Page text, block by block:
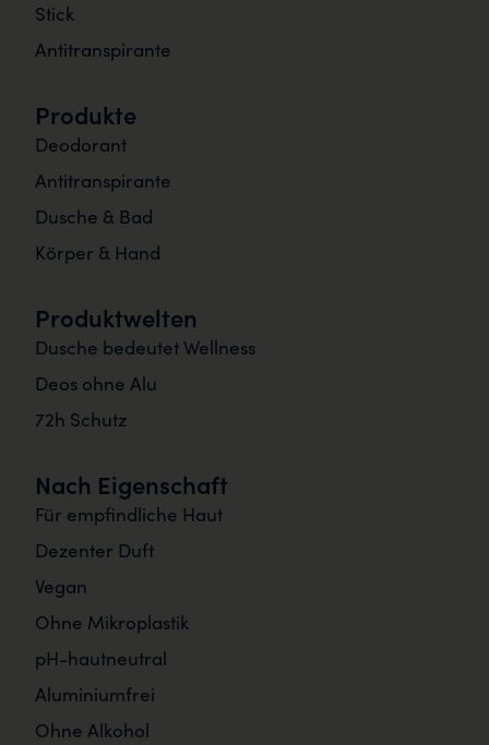
Stick
Antitranspirante
Produkte
Deodorant
Antitranspirante
Dusche & Bad
Körper & Hand
Produktwelten
Dusche bedeutet Wellness
Deos ohne Alu
72h Schutz
Nach Eigenschaft
Für empfindliche Haut
Dezenter Duft
Vegan
Ohne Mikroplastik
pH-hautneutral
Aluminiumfrei
Ohne Alkohol